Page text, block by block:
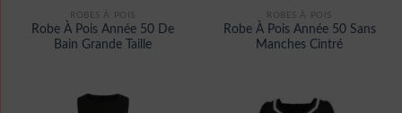
ROBES À POIS
Robe À Pois Année 50 De
Bain Grande Taille
ROBES À POIS
Robe À Pois Année 50 Sans
Manches Cintré